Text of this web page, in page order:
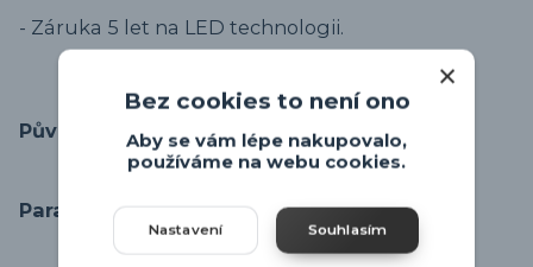
- Záruka 5 let na LED technologii.
Původ zboží
Parametry
Bez cookies to není ono
Aby se vám lépe nakupovalo,
používáme na webu cookies.
Nastavení Souhlasím